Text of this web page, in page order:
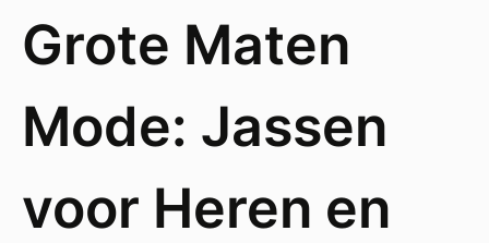
Grote Maten
Mode: Jassen
voor Heren en